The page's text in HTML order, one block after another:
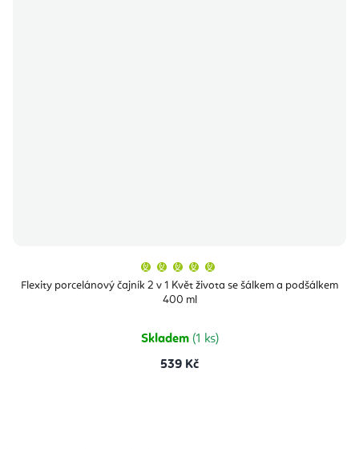
Flexity porcelánový čajník 2 v 1 Květ života se šálkem a podšálkem
400 ml
produktu
je
Skladem (1 ks)
539 Kč